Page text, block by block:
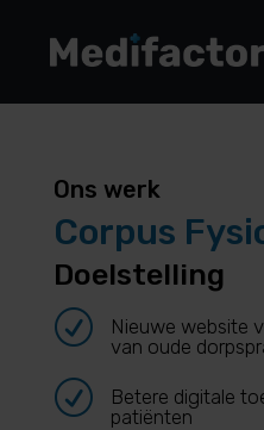
Ons werk
Corpus
Doelstelling
R
Nieuwe website
van oude
R
Betere digitale
patiënten